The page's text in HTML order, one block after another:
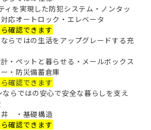
ィを実現した防犯システム・ノンタッ
応オートロック・エレベータ
確認できます
らではの生活をアップグレードする充
・ペットと暮らせる・メールボックス
・防災備蓄倉庫
確認できます
らではの安心で安全な暮らしを支え
井 ・基礎構造
確認できます